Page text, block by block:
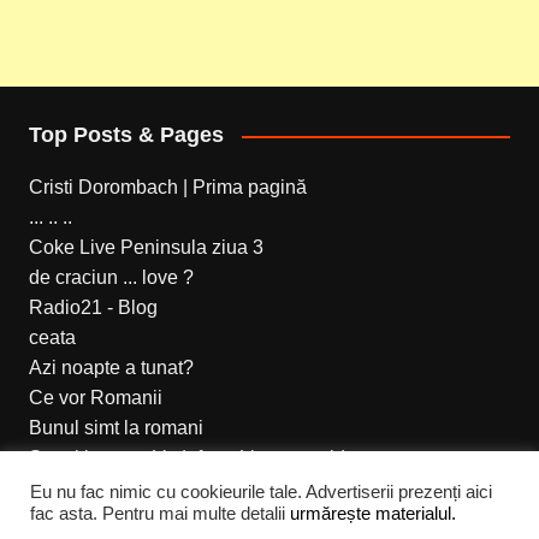
Top Posts & Pages
Cristi Dorombach | Prima pagină
... .. ..
Coke Live Peninsula ziua 3
de craciun ... love ?
Radio21 - Blog
ceata
Azi noapte a tunat?
Ce vor Romanii
Bunul simt la romani
Setari internet Vodafone Live prepaid
Eu nu fac nimic cu cookieurile tale. Advertiserii prezenți aici
fac asta. Pentru mai multe detalii urmărește materialul.